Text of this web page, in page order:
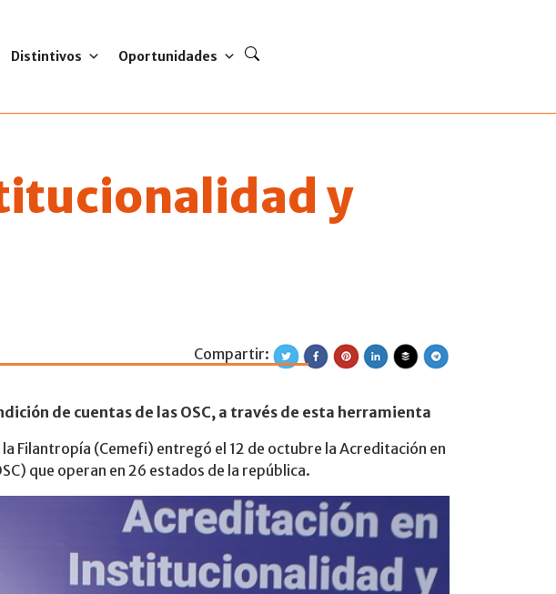
Distintivos Oportunidades
y
en
Compartir:
de cuentas de las OSC, a través de esta herramienta
Filantropía (Cemefi) entregó el 12 de octubre la Acreditación en
que operan en 26 estados de la república.